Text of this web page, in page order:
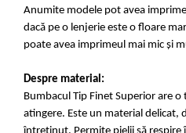
Anumite modele pot avea
dacă pe o lenjerie este o floare
poate avea imprimeul mai mic și
Despre material:
Bumbacul Tip Finet Superior are
atingere. Este un material delicat,